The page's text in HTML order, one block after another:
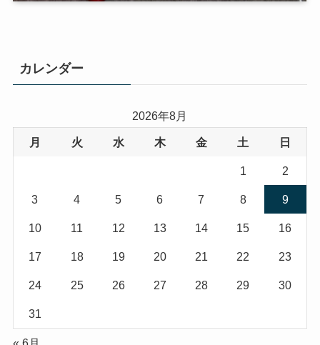
カレンダー
2026年8月
月 火 水 木 金 土 日
1 2
3 4 5 6 7 8 9
10 11 12 13 14 15 16
17 18 19 20 21 22 23
24 25 26 27 28 29 30
31